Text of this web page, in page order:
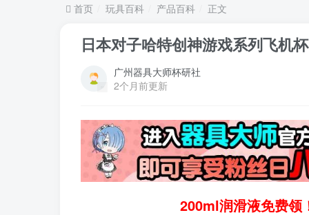
首页 玩具百科 产品百科 正文
日本对子哈特创神游戏系列飞机
广州器具大师杯研社
2个月前更新
200ml润滑液免费领